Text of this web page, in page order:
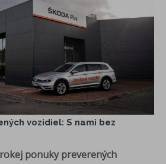
vozidiel: S nami bez
ponuky preverených